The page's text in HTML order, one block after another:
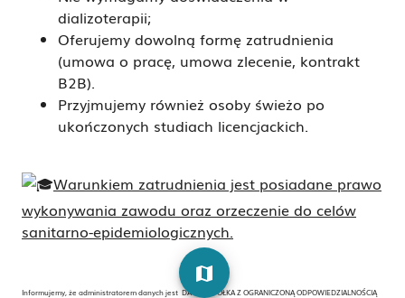
dializoterapii;
Oferujemy dowolną formę zatrudnienia
(umowa o pracę, umowa zlecenie, kontrakt
B2B).
Przyjmujemy również osoby świeżo po
ukończonych studiach licencjackich.
Warunkiem zatrudnienia jest posiadane prawo
wykonywania zawodu oraz orzeczenie do celów
sanitarno-epidemiologicznych.
Informujemy, że administratorem danych jest DAVITA SPÓŁKA Z OGRANICZONĄ ODPOWIEDZIALNOŚCIĄ
map